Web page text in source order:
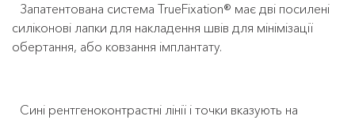
Запатентована система TrueFixation® має дві посилені
силіконові лапки для накладення швів для мінімізації
обертання, або ковзання імплантату.
Сині рентгеноконтрастні лінії і точки вказують на